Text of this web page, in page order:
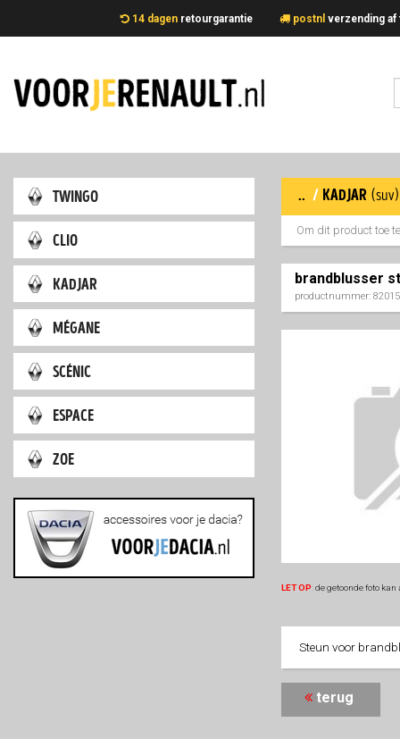
14 dagenretourgarantie postnl
twingo
clio
kadjar
mégane
scénic
espace
zoe
.. / kadjar
Om dit product toe
brandblusser
productnummer:
LET OP de getoonde foto
Steun voor
terug